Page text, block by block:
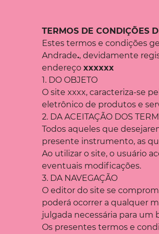
TERMOS DE CONDIÇÕES
Estes termos e condições
Andrade., devidamente
endereçoxxxxxx
1. DO OBJETO
O site xxxx, caracteriza-se
eletrônico de produtos e
2. DA ACEITAÇÃO DOS
Todos aqueles que
presente instrumento, as
Ao utilizar o site, o usuário
eventuais modificações.
3. DA NAVEGAÇÃO
O editor do site se
poderá ocorrer a qualquer
julgada necessária para
Os presentes termos e